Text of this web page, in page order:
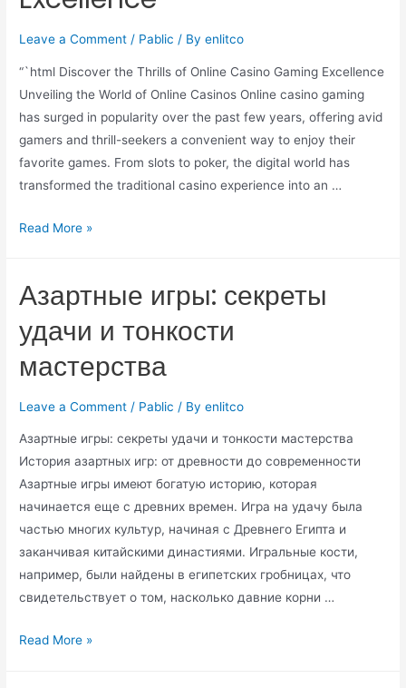
Leave a Comment / Pablic / Byenlitco
“`html Discover the Thrills of Online Casino Gaming Excellence
Unveiling the World of Online Casinos Online casino gaming
has surged in popularity over the past few years, offering avid
gamers and thrill-seekers a convenient way to enjoy their
favorite games. From slots to poker, the digital world has
transformed the traditional casino experience into an …
Read More »
Азартные игры: секреты
удачи и тонкости
мастерства
Leave a Comment / Pablic / Byenlitco
Азартные игры: секреты удачи и тонкости мастерства
История азартных игр: от древности до современности
Азартные игры имеют богатую историю, которая
начинается еще с древних времен. Игра на удачу была
частью многих культур, начиная с Древнего Египта и
заканчивая китайскими династиями. Игральные кости,
например, были найдены в египетских гробницах, что
свидетельствует о том, насколько давние корни …
Read More »